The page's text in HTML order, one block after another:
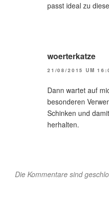
passt ideal zu
woerterkatze
21/08/2015 UM
Dann wartet auf
besonderen
Schinken und
herhalten.
Die Kommentare sind